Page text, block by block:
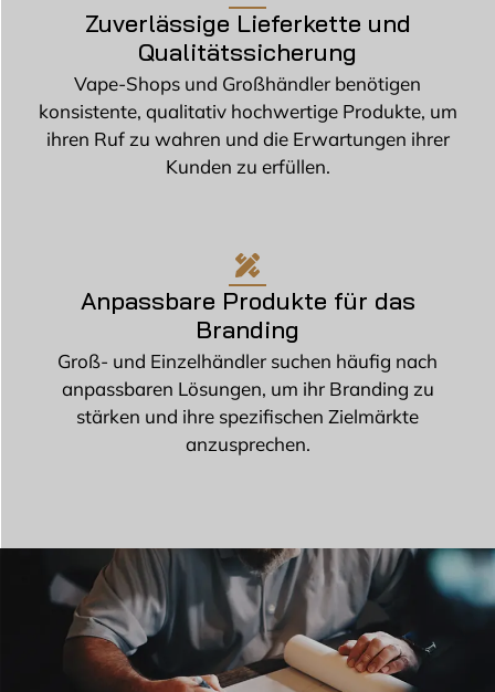
Zuverlässige Lieferkette und
Qualitätssicherung
Vape-Shops und Großhändler benötigen
konsistente, qualitativ hochwertige Produkte, um
ihren Ruf zu wahren und die Erwartungen ihrer
Kunden zu erfüllen.
Anpassbare Produkte für das
Branding
Groß- und Einzelhändler suchen häufig nach
anpassbaren Lösungen, um ihr Branding zu
stärken und ihre spezifischen Zielmärkte
anzusprechen.